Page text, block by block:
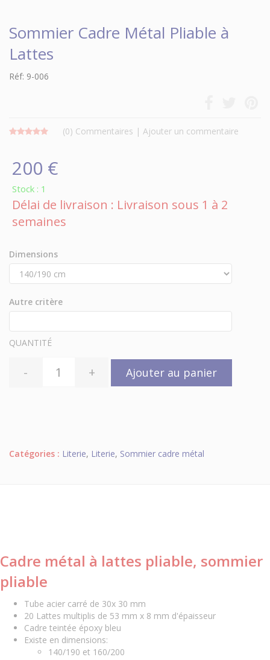
Sommier Cadre Métal Pliable à
Lattes
Réf: 9-006
(0) Commentaires | Ajouter un commentaire
200 €
Stock : 1
Délai de livraison : Livraison sous 1 à 2
semaines
Dimensions
Autre critère
QUANTITÉ
- + Ajouter au panier
Catégories : Literie, Literie, Sommier cadre métal
Cadre métal à lattes pliable, sommier
pliable
Tube acier carré de 30x 30 mm
20 Lattes multiplis de 53 mm x 8 mm d'épaisseur
Cadre teintée époxy bleu
Existe en dimensions:
140/190 et 160/200